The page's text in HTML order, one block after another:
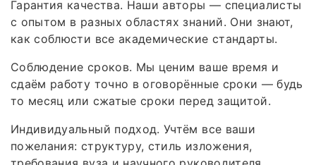
Гарантия качества. Наши авторы — специалисты
с опытом в разных областях знаний. Они знают,
как соблюсти все академические стандарты.
Соблюдение сроков. Мы ценим ваше время и
сдаём работу точно в оговорённые сроки — будь
то месяц или сжатые сроки перед защитой.
Индивидуальный подход. Учтём все ваши
пожелания: структуру, стиль изложения,